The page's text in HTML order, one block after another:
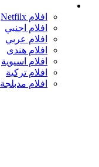
افلام Netfilx
افلام اجنبي
افلام عربي
افلام هندى
افلام اسيوية
افلام تركية
افلام مدبلجة